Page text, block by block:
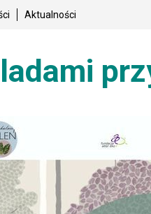
Aktualności